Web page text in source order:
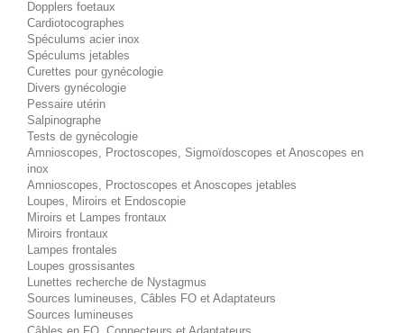
Dopplers foetaux
Cardiotocographes
Spéculums acier inox
Spéculums jetables
Curettes pour gynécologie
Divers gynécologie
Pessaire utérin
Salpinographe
Tests de gynécologie
Amnioscopes, Proctoscopes, Sigmoïdoscopes et Anoscopes en
inox
Amnioscopes, Proctoscopes et Anoscopes jetables
Loupes, Miroirs et Endoscopie
Miroirs et Lampes frontaux
Miroirs frontaux
Lampes frontales
Loupes grossisantes
Lunettes recherche de Nystagmus
Sources lumineuses, Câbles FO et Adaptateurs
Sources lumineuses